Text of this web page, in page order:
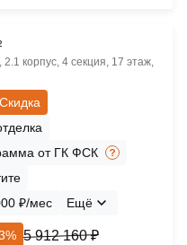
корпус, 4 секция, 17 этаж,
Скидка
от ГК ФСК
₽/мес
Ещё
5 912 160 ₽